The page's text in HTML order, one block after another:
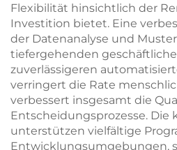
Flexibilität hinsichtlich der
Investition bietet. Eine
der Datenanalyse und
tiefergehenden
zuverlässigeren
verringert die Rate
verbessert insgesamt die
Entscheidungsprozesse. Die
unterstützen vielfältige
Entwicklungsumgebungen,